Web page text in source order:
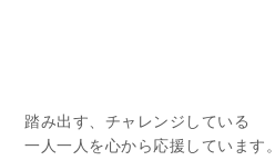
踏み出す、チャレンジしている
一人一人を心から応援しています。